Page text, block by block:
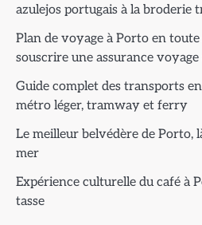
azulejos portugais à la broderie
Plan de voyage à Porto en
souscrire une assurance
Guide complet des transports
métro léger, tramway et ferry
Le meilleur belvédère de Porto,
mer
Expérience culturelle du café à
tasse